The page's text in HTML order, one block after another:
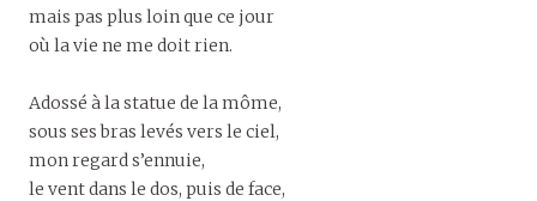
mais pas plus loin que ce jour
où la vie ne me doit rien.
Adossé à la statue de la môme,
sous ses bras levés vers le ciel,
mon regard s’ennuie,
le vent dans le dos, puis de face,